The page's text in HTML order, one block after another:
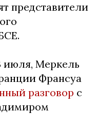
представители
июля, Меркель
Франсуа
разговор с